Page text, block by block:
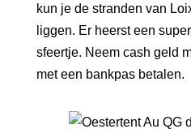
kun je de stranden van
liggen. Er heerst een
sfeertje. Neem cash geld
met een bankpas betalen.